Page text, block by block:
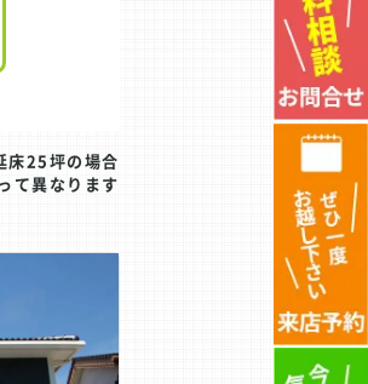
床25坪の場合
て異なります